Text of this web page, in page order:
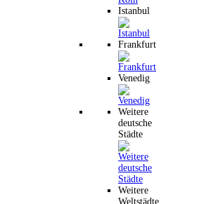
Istanbul
Frankfurt
Venedig
Weitere
deutsche
Städte
Weitere
Weltstädte